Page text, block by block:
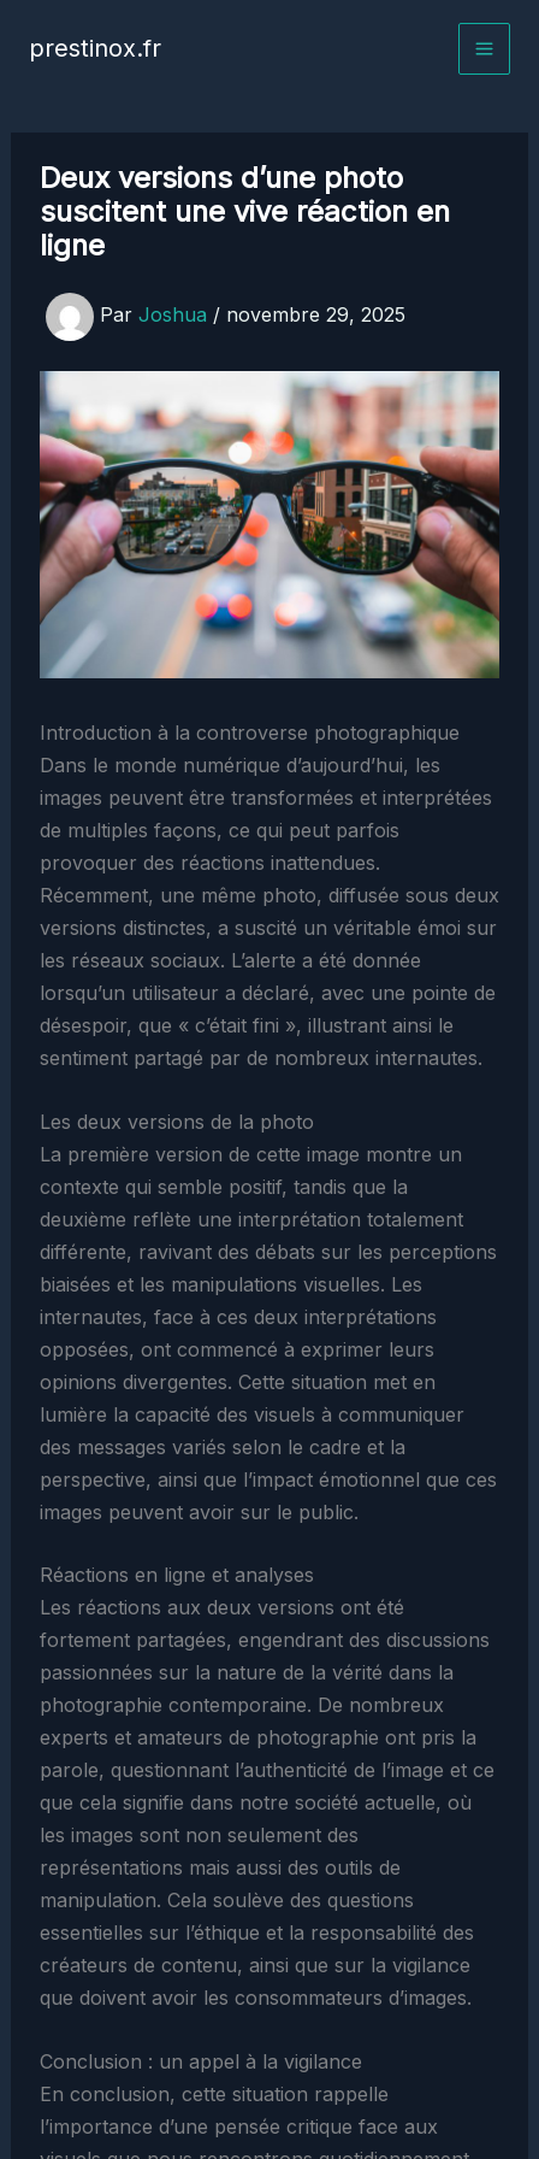
prestinox.fr
Deux versions d’une photo
suscitent une vive réaction en
ligne
Par Joshua / novembre 29, 2025
Introduction à la controverse photographique
Dans le monde numérique d’aujourd’hui, les
images peuvent être transformées et interprétées
de multiples façons, ce qui peut parfois
provoquer des réactions inattendues.
Récemment, une même photo, diffusée sous deux
versions distinctes, a suscité un véritable émoi sur
les réseaux sociaux. L’alerte a été donnée
lorsqu’un utilisateur a déclaré, avec une pointe de
désespoir, que « c’était fini », illustrant ainsi le
sentiment partagé par de nombreux internautes.
Les deux versions de la photo
La première version de cette image montre un
contexte qui semble positif, tandis que la
deuxième reflète une interprétation totalement
différente, ravivant des débats sur les perceptions
biaisées et les manipulations visuelles. Les
internautes, face à ces deux interprétations
opposées, ont commencé à exprimer leurs
opinions divergentes. Cette situation met en
lumière la capacité des visuels à communiquer
des messages variés selon le cadre et la
perspective, ainsi que l’impact émotionnel que ces
images peuvent avoir sur le public.
Réactions en ligne et analyses
Les réactions aux deux versions ont été
fortement partagées, engendrant des discussions
passionnées sur la nature de la vérité dans la
photographie contemporaine. De nombreux
experts et amateurs de photographie ont pris la
parole, questionnant l’authenticité de l’image et ce
que cela signifie dans notre société actuelle, où
les images sont non seulement des
représentations mais aussi des outils de
manipulation. Cela soulève des questions
essentielles sur l’éthique et la responsabilité des
créateurs de contenu, ainsi que sur la vigilance
que doivent avoir les consommateurs d’images.
Conclusion : un appel à la vigilance
En conclusion, cette situation rappelle
l’importance d’une pensée critique face aux